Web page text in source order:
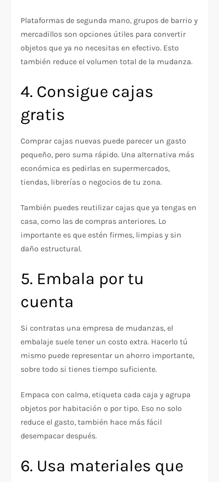
Plataformas de segunda mano, grupos de barrio y
mercadillos son opciones útiles para convertir
objetos que ya no necesitas en efectivo. Esto
también reduce el volumen total de la mudanza.
4. Consigue cajas
gratis
Comprar cajas nuevas puede parecer un gasto
pequeño, pero suma rápido. Una alternativa más
económica es pedirlas en supermercados,
tiendas, librerías o negocios de tu zona.
También puedes reutilizar cajas que ya tengas en
casa, como las de compras anteriores. Lo
importante es que estén firmes, limpias y sin
daño estructural.
5. Embala por tu
cuenta
Si contratas una empresa de mudanzas, el
embalaje suele tener un costo extra. Hacerlo tú
mismo puede representar un ahorro importante,
sobre todo si tienes tiempo suficiente.
Empaca con calma, etiqueta cada caja y agrupa
objetos por habitación o por tipo. Eso no solo
reduce el gasto, también hace más fácil
desempacar después.
6. Usa materiales que